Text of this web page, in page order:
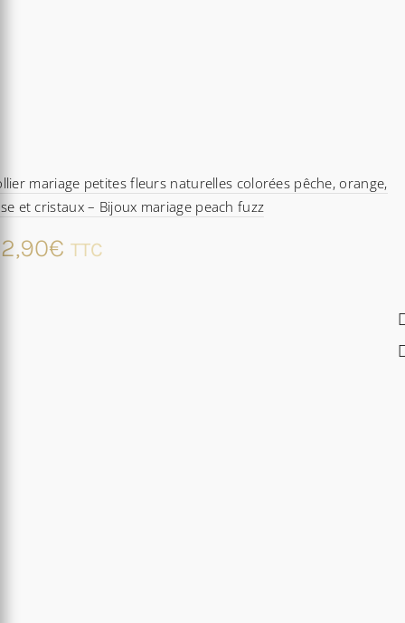
mariage petites fleurs naturelles colorées pêche, orange,
et cristaux – Bijoux mariage peach fuzz
€ TTC